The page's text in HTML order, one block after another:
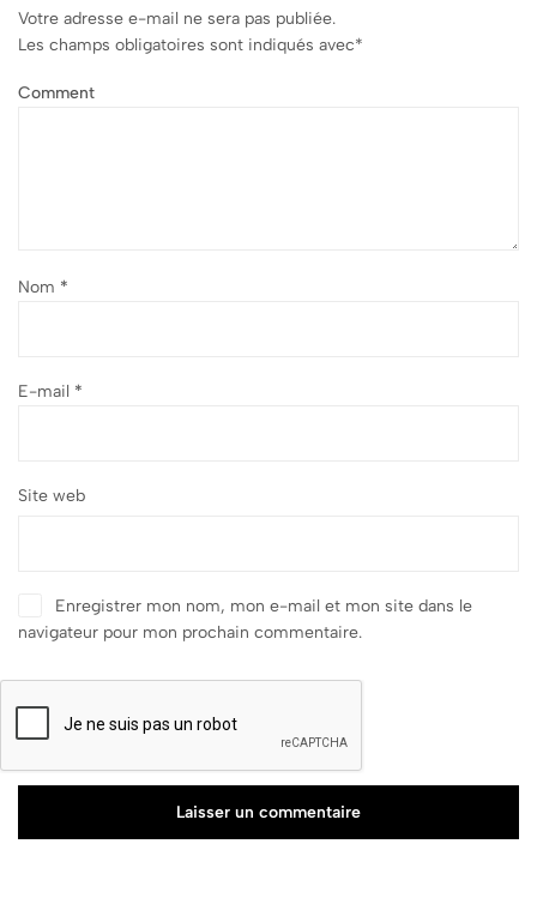
Votre adresse e-mail ne sera pas publiée.
Les champs obligatoires sont indiqués avec*
Comment
Nom *
E-mail *
Site web
Enregistrer mon nom, mon e-mail et mon site dans le
navigateur pour mon prochain commentaire.
Laisser un commentaire